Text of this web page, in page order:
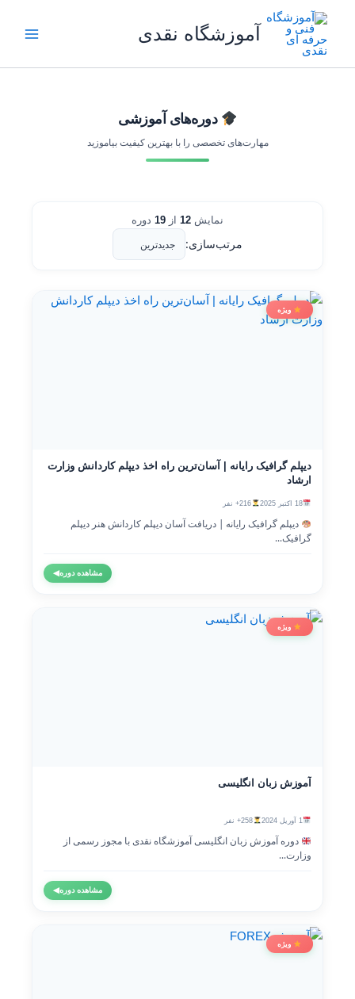
آموزشگاه نقدی
دوره‌های آموزشی
مهارت‌های تخصصی را با بهترین کیفیت بیاموزید
نمایش 12 از 19 دوره
مرتب‌سازی:
ویژه
دیپلم گرافیک رایانه | آسان‌ترین راه اخذ دیپلم کاردانش وزارت
ارشاد
18 اکتبر 2025 216+ نفر
دیپلم گرافیک رایانه | دریافت آسان دیپلم کاردانش هنر دیپلم
گرافیک...
مشاهده دوره◀
ویژه
آموزش زبان انگلیسی
1 آوریل 2024 258+ نفر
دوره آموزش زبان انگلیسی آموزشگاه نقدی با مجوز رسمی از
وزارت...
مشاهده دوره◀
ویژه